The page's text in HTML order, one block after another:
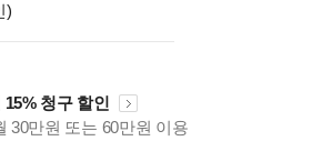
)
청구 할인
30만원 또는 60만원 이용